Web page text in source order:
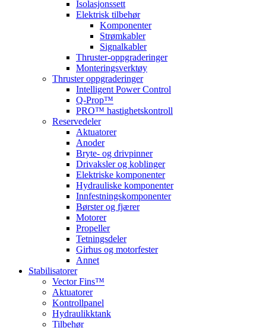
Isolasjonssett
Elektrisk tilbehør
Komponenter
Strømkabler
Signalkabler
Thruster-oppgraderinger
Monteringsverktøy
Thruster oppgraderinger
Intelligent Power Control
Q-Prop™
PRO™ hastighetskontroll
Reservedeler
Aktuatorer
Anoder
Bryte- og drivpinner
Drivaksler og koblinger
Elektriske komponenter
Hydrauliske komponenter
Innfestningskomponenter
Børster og fjærer
Motorer
Propeller
Tetningsdeler
Girhus og motorfester
Annet
Stabilisatorer
Vector Fins™
Aktuatorer
Kontrollpanel
Hydraulikktank
Tilbehør